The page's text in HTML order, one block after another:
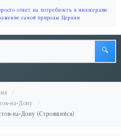
ответ на потребность в милосердии
самой природы Церкви
🔍
на-Дону
на-Дону (Строящийся)